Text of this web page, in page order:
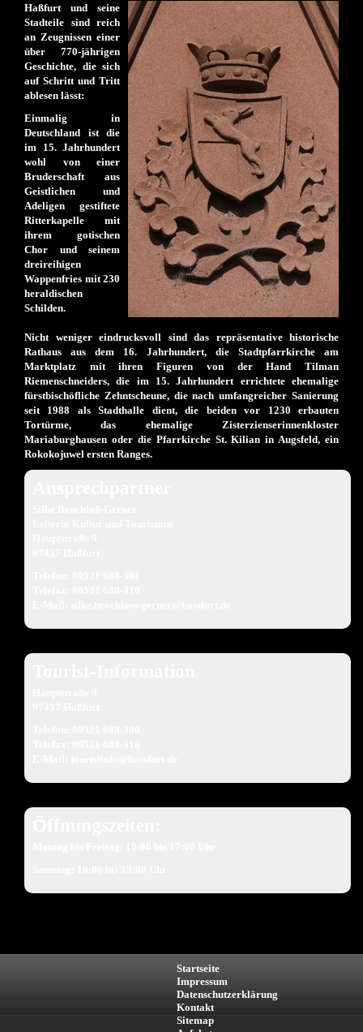
Haßfurt und seine
Stadteile sind reich
an Zeugnissen einer
über 770-jährigen
Geschichte, die sich
auf Schritt und Tritt
ablesen lässt:
Einmalig in
Deutschland ist die
im 15. Jahrhundert
wohl von einer
Bruderschaft aus
Geistlichen und
Adeligen gestiftete
Ritterkapelle mit
ihrem gotischen
Chor und seinem
dreireihigen
Wappenfries mit 230
heraldischen
Schilden.
Nicht weniger eindrucksvoll sind das repräsentative historische
Rathaus aus dem 16. Jahrhundert, die Stadtpfarrkirche am
Marktplatz mit ihren Figuren von der Hand Tilman
Riemenschneiders, die im 15. Jahrhundert errichtete ehemalige
fürstbischöfliche Zehntscheune, die nach umfangreicher Sanierung
seit 1988 als Stadthalle dient, die beiden vor 1230 erbauten
Tortürme, das ehemalige Zisterzienserinnenkloster
Mariaburghausen oder die Pfarrkirche St. Kilian in Augsfeld, ein
Rokokojuwel ersten Ranges.
Startseite
Impressum
Datenschutzerklärung
Kontakt
Sitemap